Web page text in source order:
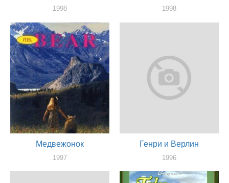
1998
1998
Медвежонок
1997
Генри и Верлин
1996